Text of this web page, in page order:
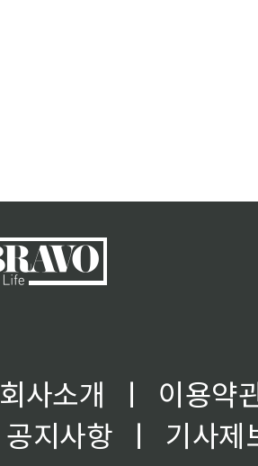
회사소개 ㅣ
이용약
공지사항
ㅣ
기사제